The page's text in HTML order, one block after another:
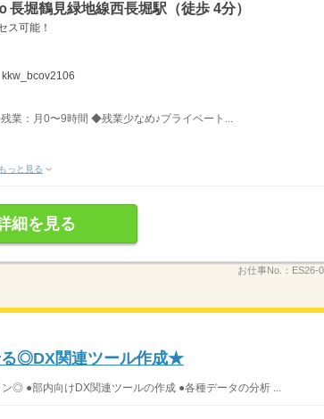
堀鶴見緑地線西長堀駅（徒歩 4分）
ス可能！
業：月0〜9時間 ◆残業少なめ♪プライベート...
もっと見る
細を見る
お仕事No.： ES26-
る◎DX関連ツール作成★
◎ ●部内向けDX関連ツールの作成 ●各種データの分析 ...